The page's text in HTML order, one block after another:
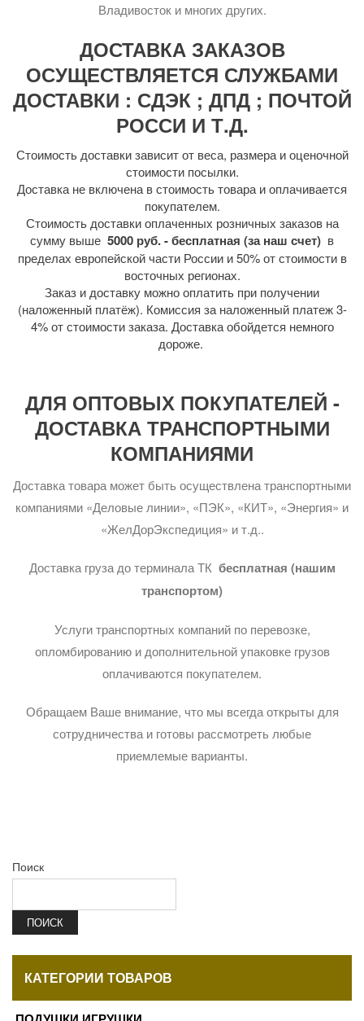
Владивосток и многих других.
ДОСТАВКА ЗАКАЗОВ
ОСУЩЕСТВЛЯЕТСЯ СЛУЖБАМИ
ДОСТАВКИ : СДЭК ; ДПД ; ПОЧТОЙ
РОССИ И Т.Д.
Стоимость доставки зависит от веса, размера и оценочной
стоимости посылки.
Доставка не включена в стоимость товара и оплачивается
покупателем.
Стоимость доставки оплаченных розничных заказов на
сумму выше 5000 руб. - бесплатная (за наш счет) в
пределах европейской части России и 50% от стоимости в
восточных регионах.
Заказ и доставку можно оплатить при получении
(наложенный платёж). Комиссия за наложенный платеж 3-
4% от стоимости заказа. Доставка обойдется немного
дороже.
ДЛЯ ОПТОВЫХ ПОКУПАТЕЛЕЙ -
ДОСТАВКА ТРАНСПОРТНЫМИ
КОМПАНИЯМИ
Доставка товара может быть осуществлена транспортными
компаниями «Деловые линии», «ПЭК», «КИТ», «Энергия» и
«ЖелДорЭкспедиция» и т.д..
Доставка груза до терминала ТК бесплатная (нашим
транспортом)
Услуги транспортных компаний по перевозке,
опломбированию и дополнительной упаковке грузов
оплачиваются покупателем.
Обращаем Ваше внимание, что мы всегда открыты для
сотрудничества и готовы рассмотреть любые
приемлемые варианты.
Поиск
ПОИСК
КАТЕГОРИИ ТОВАРОВ